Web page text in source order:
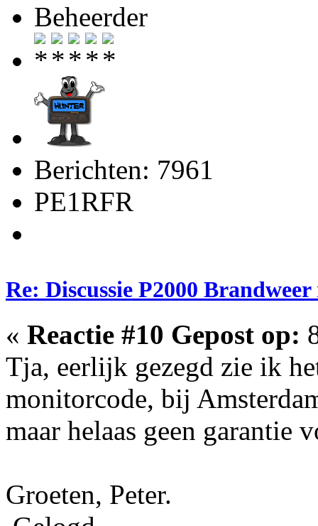
Beheerder
Berichten: 7961
PE1RFR
Re: Discussie P2000
« Reactie #10 Gepost op:
Tja, eerlijk gezegd zie ik
monitorcode, bij
maar helaas geen garantie
Groeten, Peter.